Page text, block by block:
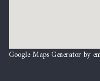
Google Maps Generator by